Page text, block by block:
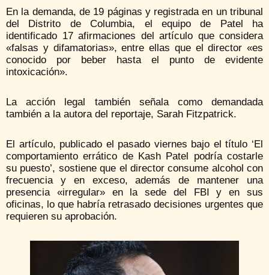
En la demanda, de 19 páginas y registrada en un tribunal
del Distrito de Columbia, el equipo de Patel ha
identificado 17 afirmaciones del artículo que considera
«falsas y difamatorias», entre ellas que el director «es
conocido por beber hasta el punto de evidente
intoxicación».
La acción legal también señala como demandada
también a la autora del reportaje, Sarah Fitzpatrick.
El artículo, publicado el pasado viernes bajo el título ‘El
comportamiento errático de Kash Patel podría costarle
su puesto’, sostiene que el director consume alcohol con
frecuencia y en exceso, además de mantener una
presencia «irregular» en la sede del FBI y en sus
oficinas, lo que habría retrasado decisiones urgentes que
requieren su aprobación.